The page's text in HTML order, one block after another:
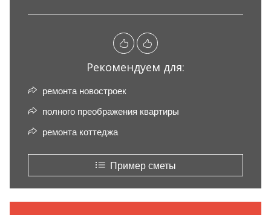
Рекомендуем для:
ремонта новостроек
полного преображения квартиры
ремонта коттеджа
Пример сметы